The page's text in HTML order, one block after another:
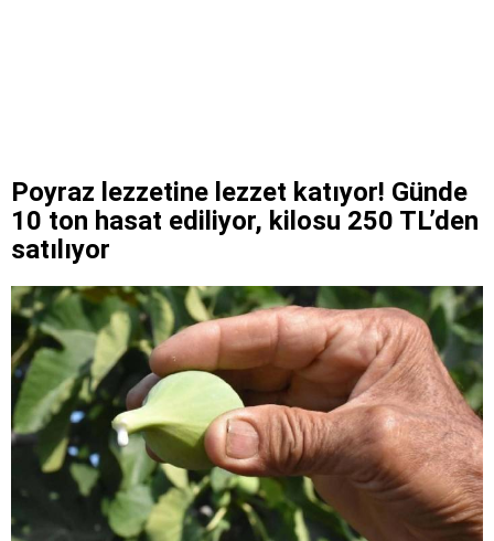
Poyraz lezzetine lezzet katıyor! Günde
10 ton hasat ediliyor, kilosu 250 TL’den
satılıyor